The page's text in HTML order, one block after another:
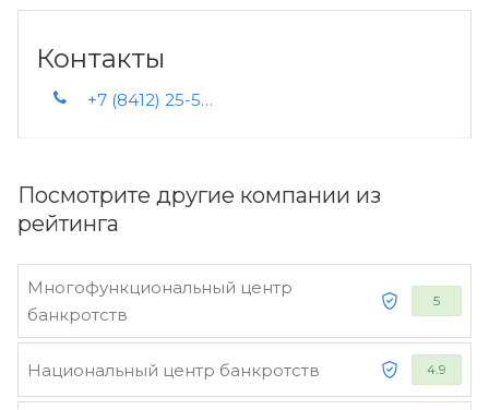
Посмотрите другие компании из
рейтинга
Многофункциональный центр
банкротств
5
Национальный центр банкротств 4.9
Контакты
+7 (8412) 25-55-65